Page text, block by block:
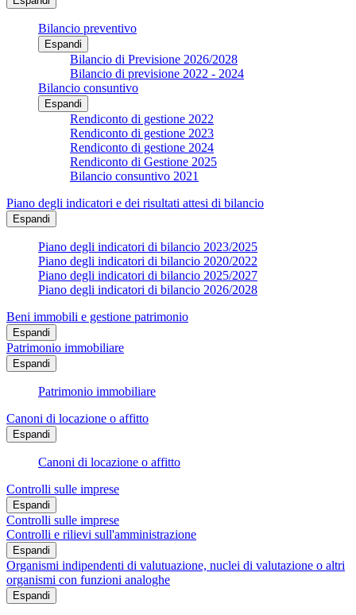
Bilancio preventivo
Espandi
Bilancio di Previsione 2026/2028
Bilancio di previsione 2022 - 2024
Bilancio consuntivo
Espandi
Rendiconto di gestione 2022
Rendiconto di gestione 2023
Rendiconto di gestione 2024
Rendiconto di Gestione 2025
Bilancio consuntivo 2021
Piano degli indicatori e dei risultati attesi di bilancio
Espandi
Piano degli indicatori di bilancio 2023/2025
Piano degli indicatori di bilancio 2020/2022
Piano degli indicatori di bilancio 2025/2027
Piano degli indicatori di bilancio 2026/2028
Beni immobili e gestione patrimonio
Espandi
Patrimonio immobiliare
Espandi
Patrimonio immobiliare
Canoni di locazione o affitto
Espandi
Canoni di locazione o affitto
Controlli sulle imprese
Espandi
Controlli sulle imprese
Controlli e rilievi sull'amministrazione
Espandi
Organismi indipendenti di valutuazione, nuclei di valutazione o altri
organismi con funzioni analoghe
Espandi